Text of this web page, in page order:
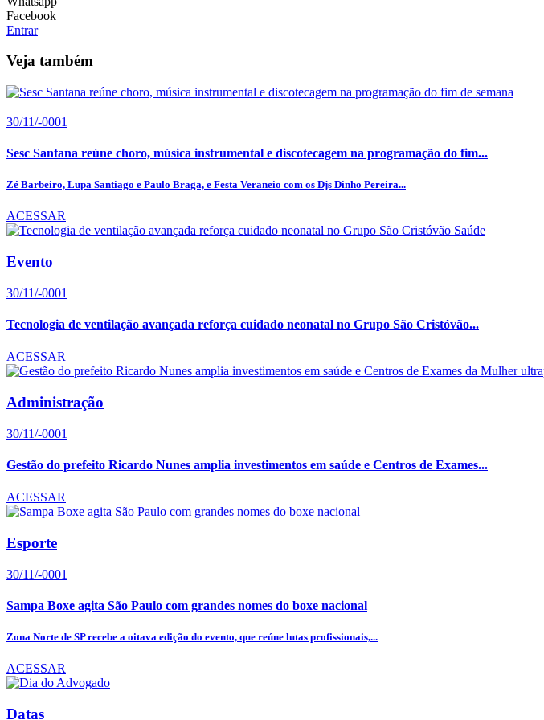
Facebook
Entrar
Veja também
30/11/-0001
Sesc Santana reúne choro, música instrumental e discotecagem na programação do fim...
Zé Barbeiro, Lupa Santiago e Paulo Braga, e Festa Veraneio com os Djs Dinho Pereira...
ACESSAR
Evento
30/11/-0001
Tecnologia de ventilação avançada reforça cuidado neonatal no Grupo São Cristóvão...
ACESSAR
Administração
30/11/-0001
Gestão do prefeito Ricardo Nunes amplia investimentos em saúde e Centros de Exames...
ACESSAR
Esporte
30/11/-0001
Sampa Boxe agita São Paulo com grandes nomes do boxe nacional
Zona Norte de SP recebe a oitava edição do evento, que reúne lutas profissionais,...
ACESSAR
Datas